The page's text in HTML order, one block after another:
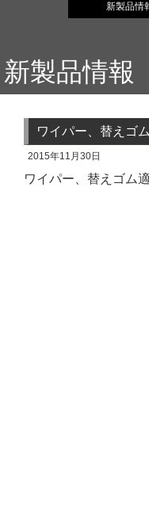
新製品情
新製品情報
ワイパー、替えゴ
2015年11月30日
ワイパー、替えゴム